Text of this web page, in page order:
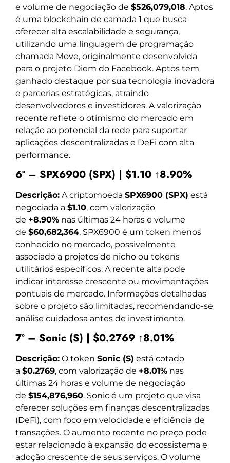
e volume de negociação de $526,079,018. Aptos
é uma blockchain de camada 1 que busca
oferecer alta escalabilidade e segurança,
utilizando uma linguagem de programação
chamada Move, originalmente desenvolvida
para o projeto Diem do Facebook. Aptos tem
ganhado destaque por sua tecnologia inovadora
e parcerias estratégicas, atraindo
desenvolvedores e investidores. A valorização
recente reflete o otimismo do mercado em
relação ao potencial da rede para suportar
aplicações descentralizadas e DeFi com alta
performance.
6º – SPX6900 (SPX) | $1.10 ↑8.90%
Descrição: A criptomoeda SPX6900 (SPX) está
negociada a $1.10, com valorização
de +8.90% nas últimas 24 horas e volume
de $60,682,364. SPX6900 é um token menos
conhecido no mercado, possivelmente
associado a projetos de nicho ou tokens
utilitários específicos. A recente alta pode
indicar interesse crescente ou movimentações
pontuais de mercado. Informações detalhadas
sobre o projeto são limitadas, recomendando-se
análise cuidadosa antes de investimento.
7º – Sonic (S) | $0.2769 ↑8.01%
Descrição: O token Sonic (S) está cotado
a $0.2769, com valorização de +8.01% nas
últimas 24 horas e volume de negociação
de $154,876,960. Sonic é um projeto que visa
oferecer soluções em finanças descentralizadas
(DeFi), com foco em velocidade e eficiência de
transações. O aumento recente no preço pode
estar relacionado à expansão do ecossistema e
adoção crescente de seus serviços. O volume